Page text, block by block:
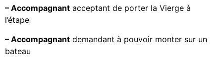
– Accompagnant acceptant de porter la Vierge à
l’étape
– Accompagnant demandant à pouvoir monter sur un
bateau